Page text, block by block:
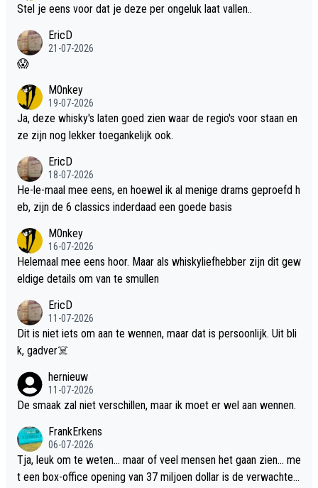
Stel je eens voor dat je deze per ongeluk laat vallen..
EricD
21-07-2026
😱
M0nkey
19-07-2026
Ja, deze whisky's laten goed zien waar de regio's voor staan en
ze zijn nog lekker toegankelijk ook.
EricD
18-07-2026
He-le-maal mee eens, en hoewel ik al menige drams geproefd h
eb, zijn de 6 classics inderdaad een goede basis
M0nkey
16-07-2026
Helemaal mee eens hoor. Maar als whiskyliefhebber zijn dit gew
eldige details om van te smullen
EricD
11-07-2026
Dit is niet iets om aan te wennen, maar dat is persoonlijk. Uit bli
k, gadver☠️
hernieuw
11-07-2026
De smaak zal niet verschillen, maar ik moet er wel aan wennen.
FrankErkens
06-07-2026
Tja, leuk om te weten... maar of veel mensen het gaan zien... me
t een box-office opening van 37 miljoen dollar is de verwachte